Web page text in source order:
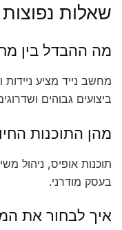
שאלות נפוצות
מה ההבדל בין
מחשב נייד מציע
ביצועים גבוהים
מהן התוכנות
תוכנות אופיס, ניהול
בעסק מודרני.
איך לבחור את